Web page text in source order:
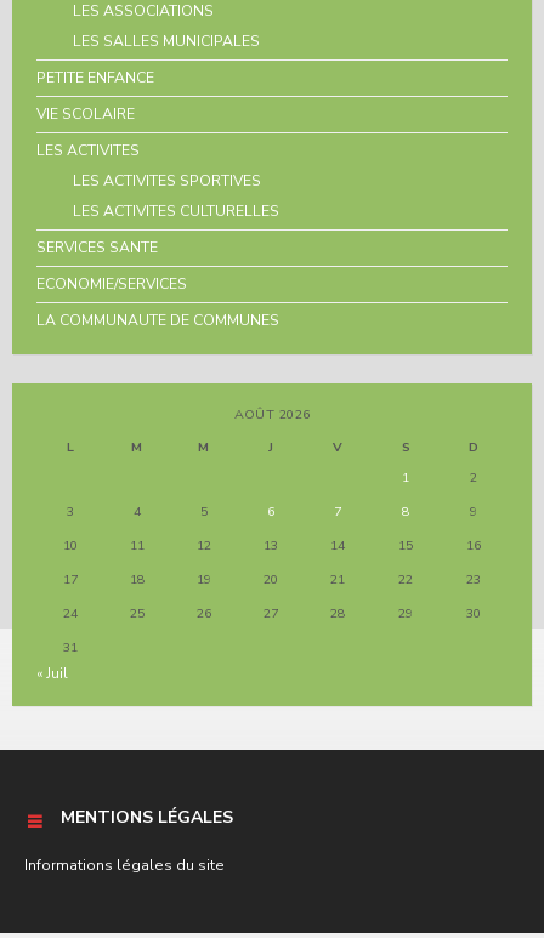
LES ASSOCIATIONS
LES SALLES MUNICIPALES
PETITE ENFANCE
VIE SCOLAIRE
LES ACTIVITES
LES ACTIVITES SPORTIVES
LES ACTIVITES CULTURELLES
SERVICES SANTE
ECONOMIE/SERVICES
LA COMMUNAUTE DE COMMUNES
AOÛT 2026
L
M M J V S
D
1
2
3
4 5 6 7 8
9
10
11 12 13 14 15
16
17
18 19 20 21 22
23
24
25 26 27 28 29
30
31
« Juil
MENTIONS LÉGALES
Informations légales du site